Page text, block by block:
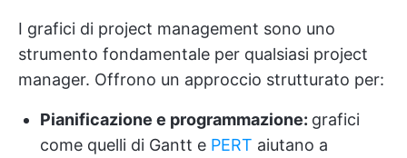
I grafici di project management sono uno
strumento fondamentale per qualsiasi project
manager. Offrono un approccio strutturato per:
Pianificazione e programmazione: grafici
come quelli di Gantt e PERT aiutano a